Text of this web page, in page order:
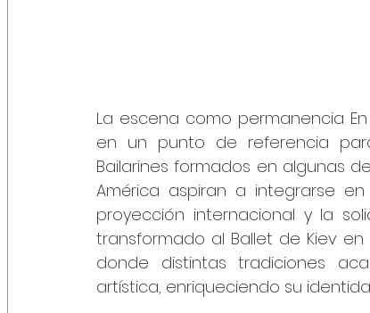
La escena como permanencia
en un punto de referencia
Bailarines formados en algunas
América aspiran a integrarse
proyección internacional y la
transformado al Ballet de Kiev
donde distintas tradiciones
artística, enriqueciendo su